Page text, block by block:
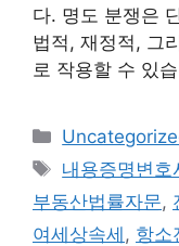
다. 명도 분쟁은
법적, 재정적, 그
로 작용할 수 있
카
테
고
리
태
그
내용증명변호
부동산법률자문,
여세상속세 , 항소